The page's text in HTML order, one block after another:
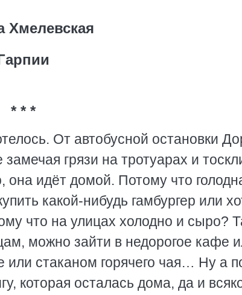
Хмелевская
* * *
От автобусной остановки
грязи на тротуарах и
идёт домой. Потому что
какой-нибудь гамбургер или
что на улицах холодно и сыро?
можно зайти в недорогое кафе
или стаканом горячего чая… Ну а
которая осталась дома, да и